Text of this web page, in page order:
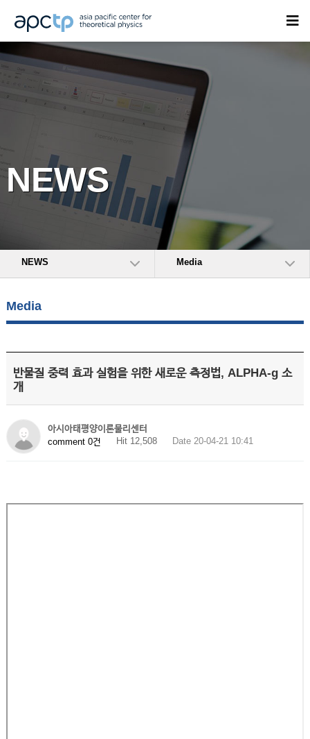
NEWS
NEWS Media
Media
반물질 중력 효과 실험을 위한 새로운 측정법, ALPHA-g 소
개
아시아태평양이론물리센터
comment 0건
Hit 12,508 Date 20-04-21 10:41